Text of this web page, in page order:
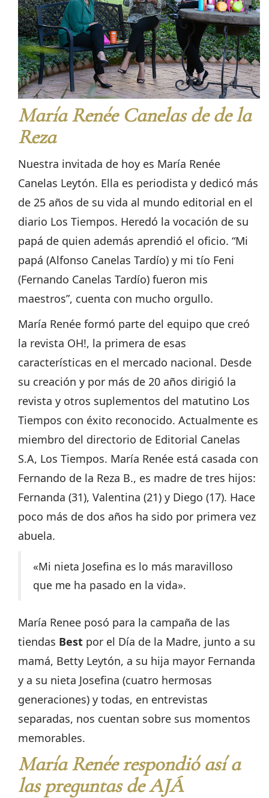
María Renée Canelas de de la
Reza
Nuestra invitada de hoy es María Renée
Canelas Leytón. Ella es periodista y dedicó más
de 25 años de su vida al mundo editorial en el
diario Los Tiempos. Heredó la vocación de su
papá de quien además aprendió el oficio. “Mi
papá (Alfonso Canelas Tardío) y mi tío Feni
(Fernando Canelas Tardío) fueron mis
maestros”, cuenta con mucho orgullo.
María Renée formó parte del equipo que creó
la revista OH!, la primera de esas
características en el mercado nacional. Desde
su creación y por más de 20 años dirigió la
revista y otros suplementos del matutino Los
Tiempos con éxito reconocido. Actualmente es
miembro del directorio de Editorial Canelas
S.A, Los Tiempos. María Renée está casada con
Fernando de la Reza B., es madre de tres hijos:
Fernanda (31), Valentina (21) y Diego (17). Hace
poco más de dos años ha sido por primera vez
abuela.
«Mi nieta Josefina es lo más maravilloso
que me ha pasado en la vida».
María Renee posó para la campaña de las
tiendas Best por el Día de la Madre, junto a su
mamá, Betty Leytón, a su hija mayor Fernanda
y a su nieta Josefina (cuatro hermosas
generaciones) y todas, en entrevistas
separadas, nos cuentan sobre sus momentos
memorables.
María Renée respondió así a
las preguntas de AJÁ